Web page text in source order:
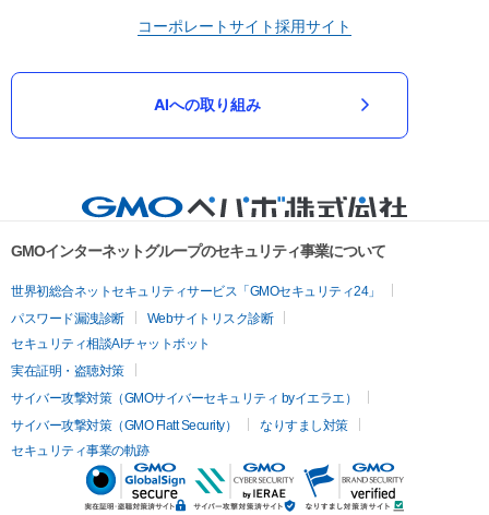
コーポレートサイト採用サイト
AIへの取り組み
GMOインターネットグループのセキュリティ事業について
世界初総合ネットセキュリティサービス「GMOセキュリティ24」
パスワード漏洩診断
Webサイトリスク診断
セキュリティ相談AIチャットボット
実在証明・盗聴対策
サイバー攻撃対策（GMOサイバーセキュリティ byイエラエ）
サイバー攻撃対策（GMO Flatt Security）
なりすまし対策
セキュリティ事業の軌跡